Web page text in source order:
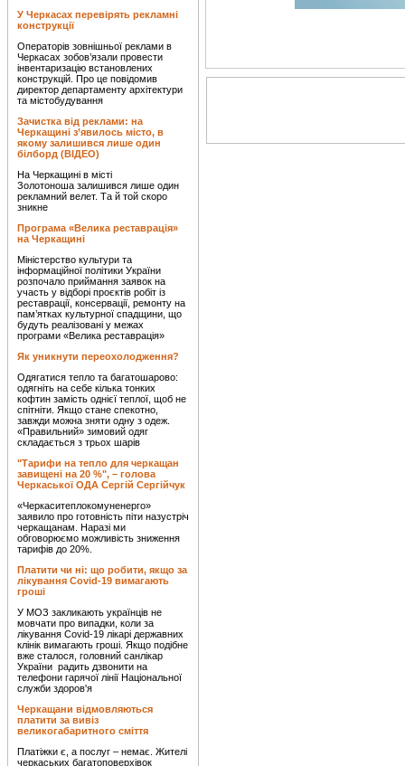
У Черкасах перевірять рекламні
конструкції
Операторів зовнішньої реклами в
Черкасах зобов’язали провести
інвентаризацію встановлених
конструкцій. Про це повідомив
директор департаменту архітектури
та містобудування
Зачистка від реклами: на
Черкащині з’явилось місто, в
якому залишився лише один
білборд (ВІДЕО)
На Черкащині в місті
Золотоноша залишився лише один
рекламний велет. Та й той скоро
зникне
Програма «Велика реставрація»
на Черкащині
Міністерство культури та
інформаційної політики України
розпочало приймання заявок на
участь у відборі проєктів робіт із
реставрації, консервації, ремонту на
пам’ятках культурної спадщини, що
будуть реалізовані у межах
програми «Велика реставрація»
Як уникнути переохолодження?
Одягатися тепло та багатошарово:
одягніть на себе кілька тонких
кофтин замість однієї теплої, щоб не
спітніти. Якщо стане спекотно,
завжди можна зняти одну з одеж.
«Правильний» зимовий одяг
складається з трьох шарів
"Тарифи на тепло для черкащан
завищені на 20 %", – голова
Черкаської ОДА Сергій Сергійчук
«Черкаситеплокомуненерго»
заявило про готовність піти назустріч
черкащанам. Наразі ми
обговорюємо можливість зниження
тарифів до 20%.
Платити чи ні: що робити, якщо за
лікування Covid-19 вимагають
гроші
У МОЗ закликають українців не
мовчати про випадки, коли за
лікування Covid-19 лікарі державних
клінік вимагають гроші. Якщо подібне
вже сталося, головний санлікар
України радить дзвонити на
телефони гарячої лінії Національної
служби здоров'я
Черкащани відмовляються
платити за вивіз
великогабаритного сміття
Платіжки є, а послуг – немає. Жителі
черкаських багатоповерхівок